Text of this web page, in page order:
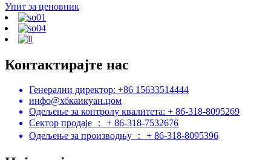
Упит за ценовник
Контактирајте нас
Генерални директор: +86 15633514444
инфо@хбкаикуан.цом
Одељење за контролу квалитета: + 86-318-8095269
Сектор продаје ： + 86-318-7532676
Одељење за производњу ： + 86-318-8095396